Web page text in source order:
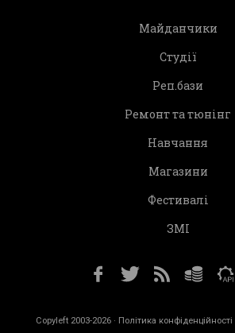
Майданчики
Студії
Реп.бази
Ремонт та тюнінг
Навчання
Магазини
Фестивалі
ЗМІ
Copyleft 2003-2026 · Політика конфіденційності